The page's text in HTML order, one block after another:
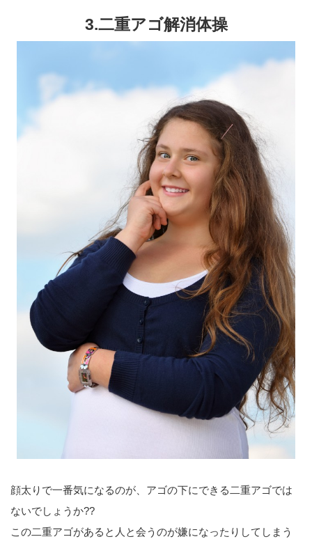
3.二重アゴ解消体操
顔太りで一番気になるのが、アゴの下にできる二重アゴでは
ないでしょうか??
この二重アゴがあると人と会うのが嫌になったりしてしまう